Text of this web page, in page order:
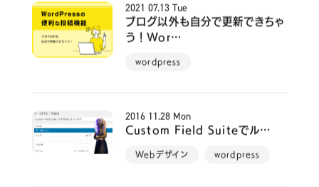
2021 07.13 Tue
ブログ以外も自分で更新できちゃ
う！Wor…
wordpress
2016 11.28 Mon
Custom Field Suiteでル…
Webデザイン wordpress